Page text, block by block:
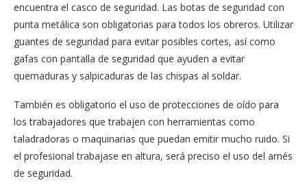
encuentra el casco de seguridad. Las botas de seguridad con
punta metálica son obligatorias para todos los obreros. Utilizar
guantes de seguridad para evitar posibles cortes, así como
gafas con pantalla de seguridad que ayuden a evitar
quemaduras y salpicaduras de las chispas al soldar.
También es obligatorio el uso de protecciones de oído para
los trabajadores que trabajen con herramientas como
taladradoras o maquinarias que puedan emitir mucho ruido. Si
el profesional trabajase en altura, será preciso el uso del arnés
de seguridad.